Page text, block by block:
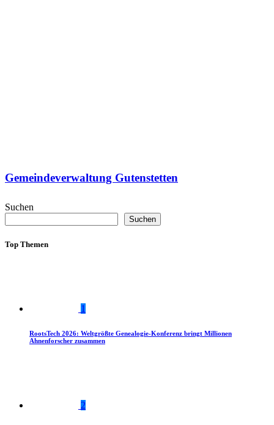
Gemeindeverwaltung Gutenstetten
Suchen
Suchen
Top Themen
1
RootsTech 2026: Weltgrößte Genealogie-Konferenz bringt Millionen
Ahnenforscher zusammen
2